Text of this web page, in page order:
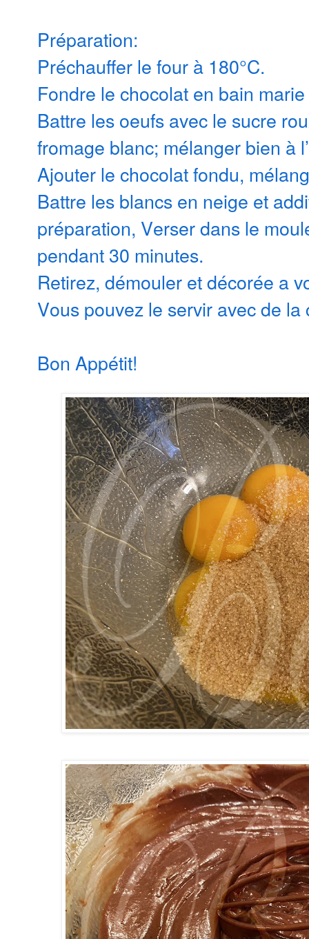
Préparation:
Préchauffer le four à 180°C.
Fondre le chocolat en bain
Battre les oeufs avec le sucre
fromage blanc; mélanger bien à
Ajouter le chocolat fondu,
Battre les blancs en neige et
préparation, Verser dans le
pendant 30 minutes.
Retirez, démouler et décorée a
Vous pouvez le servir avec de
Bon Appétit!